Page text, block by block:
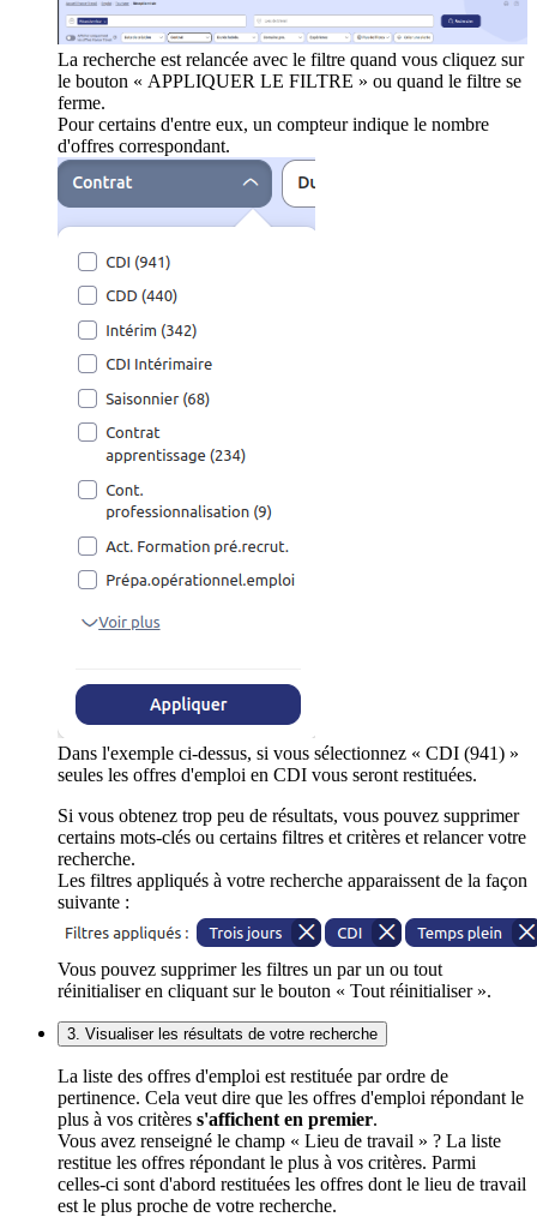
La recherche est relancée avec le filtre quand vous cliquez sur
le bouton « APPLIQUER LE FILTRE » ou quand le filtre se
ferme.
Pour certains d'entre eux, un compteur indique le nombre
d'offres correspondant.
Dans l'exemple ci-dessus, si vous sélectionnez « CDI (941) »
seules les offres d'emploi en CDI vous seront restituées.
Si vous obtenez trop peu de résultats, vous pouvez supprimer
certains mots-clés ou certains filtres et critères et relancer votre
recherche.
Les filtres appliqués à votre recherche apparaissent de la façon
suivante :
Vous pouvez supprimer les filtres un par un ou tout
réinitialiser en cliquant sur le bouton « Tout réinitialiser ».
3. Visualiser les résultats de votre recherche
La liste des offres d'emploi est restituée par ordre de
pertinence. Cela veut dire que les offres d'emploi répondant le
plus à vos critères s'affichent en premier.
Vous avez renseigné le champ « Lieu de travail » ? La liste
restitue les offres répondant le plus à vos critères. Parmi
celles-ci sont d'abord restituées les offres dont le lieu de travail
est le plus proche de votre recherche.